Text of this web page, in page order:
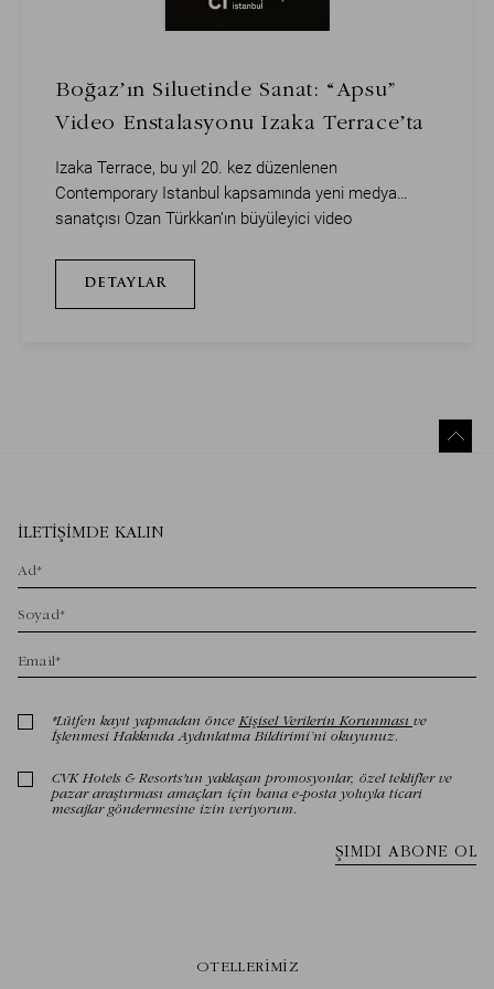
Boğaz’ın Siluetinde Sanat: “Apsu”
Video Enstalasyonu Izaka Terrace’ta
Izaka Terrace, bu yıl 20. kez düzenlenen
Contemporary Istanbul kapsamında yeni medya
sanatçısı Ozan Türkkan’ın büyüleyici video
DETAYLAR
OTELLERIMIZ